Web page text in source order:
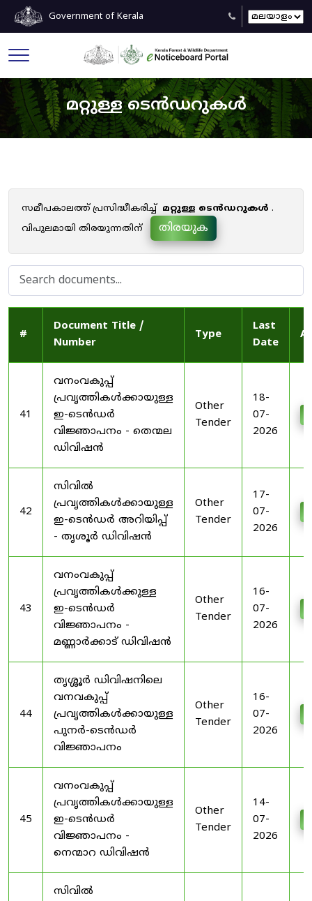
Government of Kerala
മറ്റുള്ള ടെൻഡറുകൾ
സമീപകാലത്ത് പ്രസിദ്ധീകരിച്ച് മറ്റുള്ള ടെൻഡറുകൾ .
വിപുലമായി തിരയുന്നതിന്
തിരയുക
#
Document Title /
Number
Type
Last
Date
41
വനംവകുപ്പ്
പ്രവൃത്തികൾക്കായുള്ള
ഇ-ടെൻഡർ
വിജ്ഞാപനം - തെന്മല
ഡിവിഷൻ
Other
Tender
18-
07-
2026
42
സിവിൽ
പ്രവൃത്തികൾക്കായുള്ള
ഇ-ടെൻഡർ അറിയിപ്പ്
- തൃശൂർ ഡിവിഷൻ
Other
Tender
17-
07-
2026
43
വനംവകുപ്പ്
പ്രവൃത്തികൾക്കുള്ള
ഇ-ടെൻഡർ
വിജ്ഞാപനം -
മണ്ണാർക്കാട് ഡിവിഷൻ
Other
Tender
16-
07-
2026
44
തൃശ്ശൂർ ഡിവിഷനിലെ
വനവകുപ്പ്
പ്രവൃത്തികൾക്കായുള്ള
പുനർ-ടെൻഡർ
വിജ്ഞാപനം
Other
Tender
16-
07-
2026
45
വനംവകുപ്പ്
പ്രവൃത്തികൾക്കായുള്ള
ഇ-ടെൻഡർ
വിജ്ഞാപനം -
നെന്മാറ ഡിവിഷൻ
Other
Tender
14-
07-
2026
സിവിൽ